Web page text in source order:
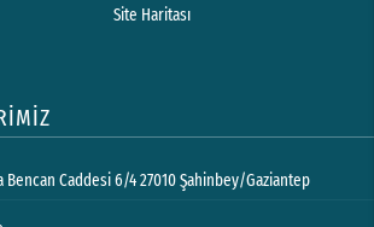
Site Haritası
Caddesi 6/4 27010 Şahinbey/Gaziantep